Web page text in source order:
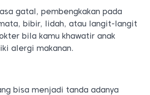
gatal, pembengkakan pada
bibir, lidah, atau langit-langit
bila kamu khawatir anak
alergi makanan.
bisa menjadi tanda adanya